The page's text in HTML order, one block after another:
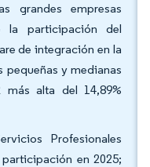
grandes empresas
la participación del
de integración en la
pequeñas y medianas
más alta del 14,89%
Profesionales
en 2025;